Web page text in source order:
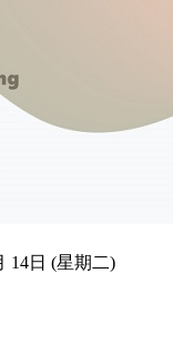
14日 (星期二)